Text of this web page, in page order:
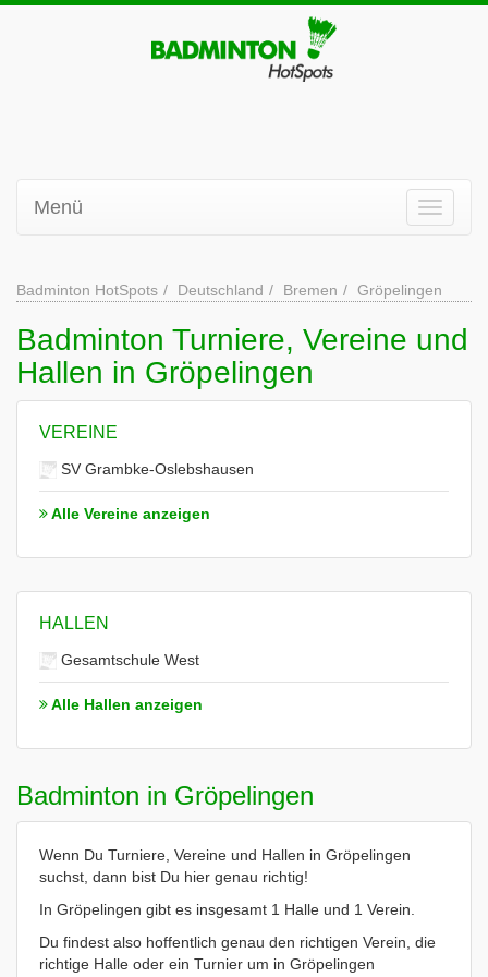
Menü
Badminton HotSpots Deutschland Bremen Gröpelingen
Badminton Turniere, Vereine und
Hallen in Gröpelingen
VEREINE
SV Grambke-Oslebshausen
Alle Vereine anzeigen
HALLEN
Gesamtschule West
Alle Hallen anzeigen
Badminton in Gröpelingen
Wenn Du Turniere, Vereine und Hallen in Gröpelingen
suchst, dann bist Du hier genau richtig!
In Gröpelingen gibt es insgesamt 1 Halle und 1 Verein.
Du findest also hoffentlich genau den richtigen Verein, die
richtige Halle oder ein Turnier um in Gröpelingen